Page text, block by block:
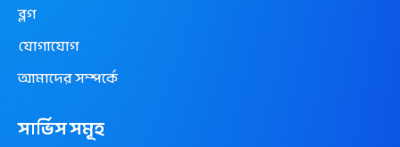
ব্লগ
যোগাযোগ
আমাদের সম্পর্কে
সার্ভিস সমূহ